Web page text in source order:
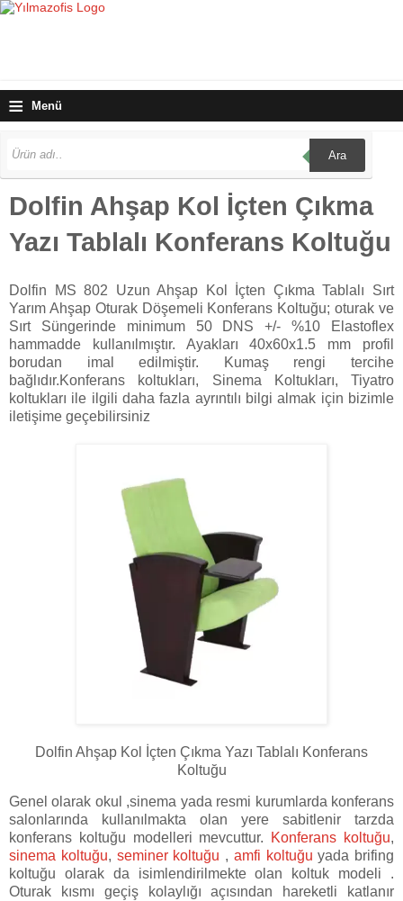
≡ Menü
Ara
Dolfin Ahşap Kol İçten Çıkma
Yazı Tablalı Konferans Koltuğu
Dolfin MS 802 Uzun Ahşap Kol İçten Çıkma Tablalı Sırt
Yarım Ahşap Oturak Döşemeli Konferans Koltuğu; oturak ve
Sırt Süngerinde minimum 50 DNS +/- %10 Elastoflex
hammadde kullanılmıştır. Ayakları 40x60x1.5 mm profil
borudan imal edilmiştir. Kumaş rengi tercihe
bağlıdır.Konferans koltukları, Sinema Koltukları, Tiyatro
koltukları ile ilgili daha fazla ayrıntılı bilgi almak için bizimle
iletişime geçebilirsiniz
Dolfin Ahşap Kol İçten Çıkma Yazı Tablalı Konferans
Koltuğu
Genel olarak okul ,sinema yada resmi kurumlarda konferans
salonlarında kullanılmakta olan yere sabitlenir tarzda
konferans koltuğu modelleri mevcuttur.
Konferans koltuğu,
sinema koltuğu, seminer koltuğu , amfi koltuğu yada brifing
koltuğu olarak da isimlendirilmekte olan koltuk modeli .
Oturak kısmı geçiş kolaylığı açısından hareketli katlanır